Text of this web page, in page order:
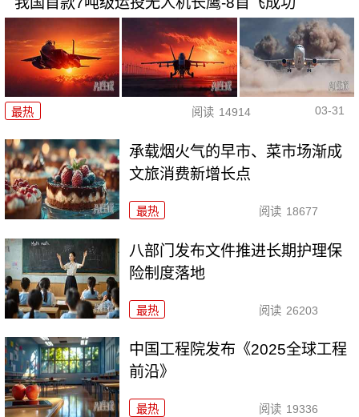
最热 阅读 14914 03-31
承载烟火气的早市、菜市场渐成
文旅消费新增长点
最热 阅读 18677
八部门发布文件推进长期护理保
险制度落地
最热 阅读 26203
中国工程院发布《2025全球工程
前沿》
最热 阅读 19336